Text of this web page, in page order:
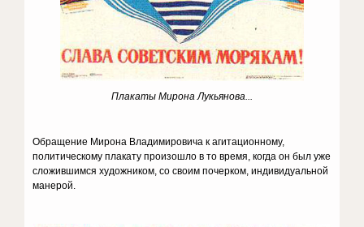
Плакаты Мирона Лукьянова...
Обращение Мирона Владимировича к агитационному,
политическому плакату произошло в то время, когда он был уже
сложившимся художником, со своим почерком, индивидуальной
манерой.